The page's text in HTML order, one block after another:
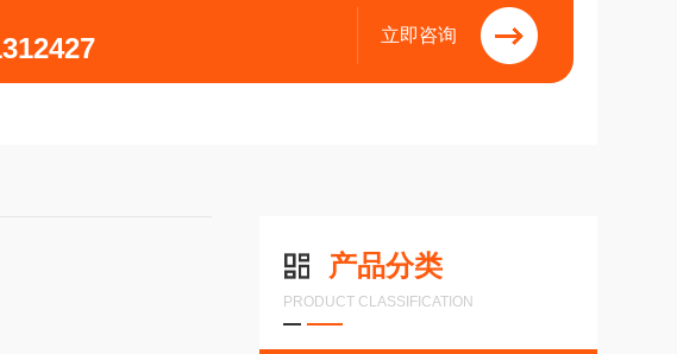
立即咨询
产品分类
PRODUCT CLASSIFICATION